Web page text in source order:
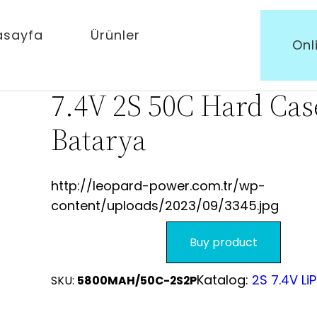
Ürünler
Leopard Power
7.4V 2S 50C Hard
Batarya
http://leopard-power.com.tr/wp-
content/uploads/2023/09/3345.jpg
Buy product
SKU: 5800MAH/50C-2S2PKatalog: 2S 7.4V